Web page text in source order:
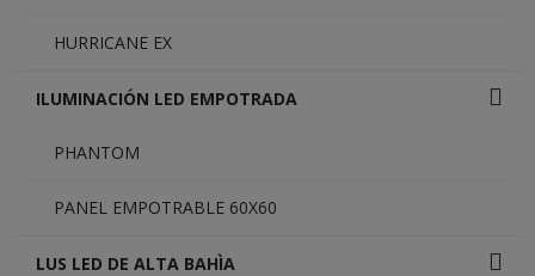
HURRICANE EX
ILUMINACIÓN LED EMPOTRADA
PHANTOM
PANEL EMPOTRABLE 60X60
LUS LED DE ALTA BAHÌA